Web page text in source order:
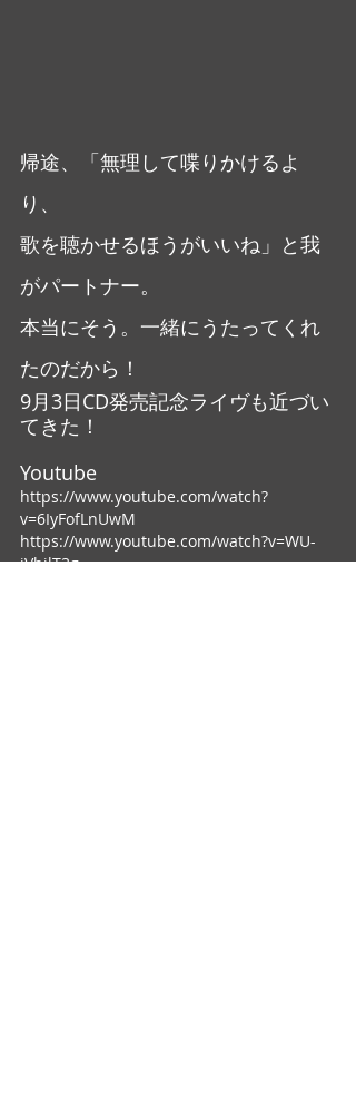
帰途、「無理して喋りかけるよ
り、
歌を聴かせるほうがいいね」と我
がパートナー。
本当にそう。一緒にうたってくれ
たのだから！
9月3日CD発売記念ライヴも近づい
てきた！
Youtube
https://www.youtube.com/watch?
v=6IyFofLnUwM
https://www.youtube.com/watch?v=WU-
jVbilT3g